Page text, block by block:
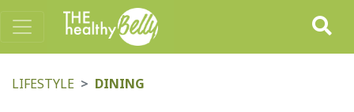
LIFESTYLE DINING